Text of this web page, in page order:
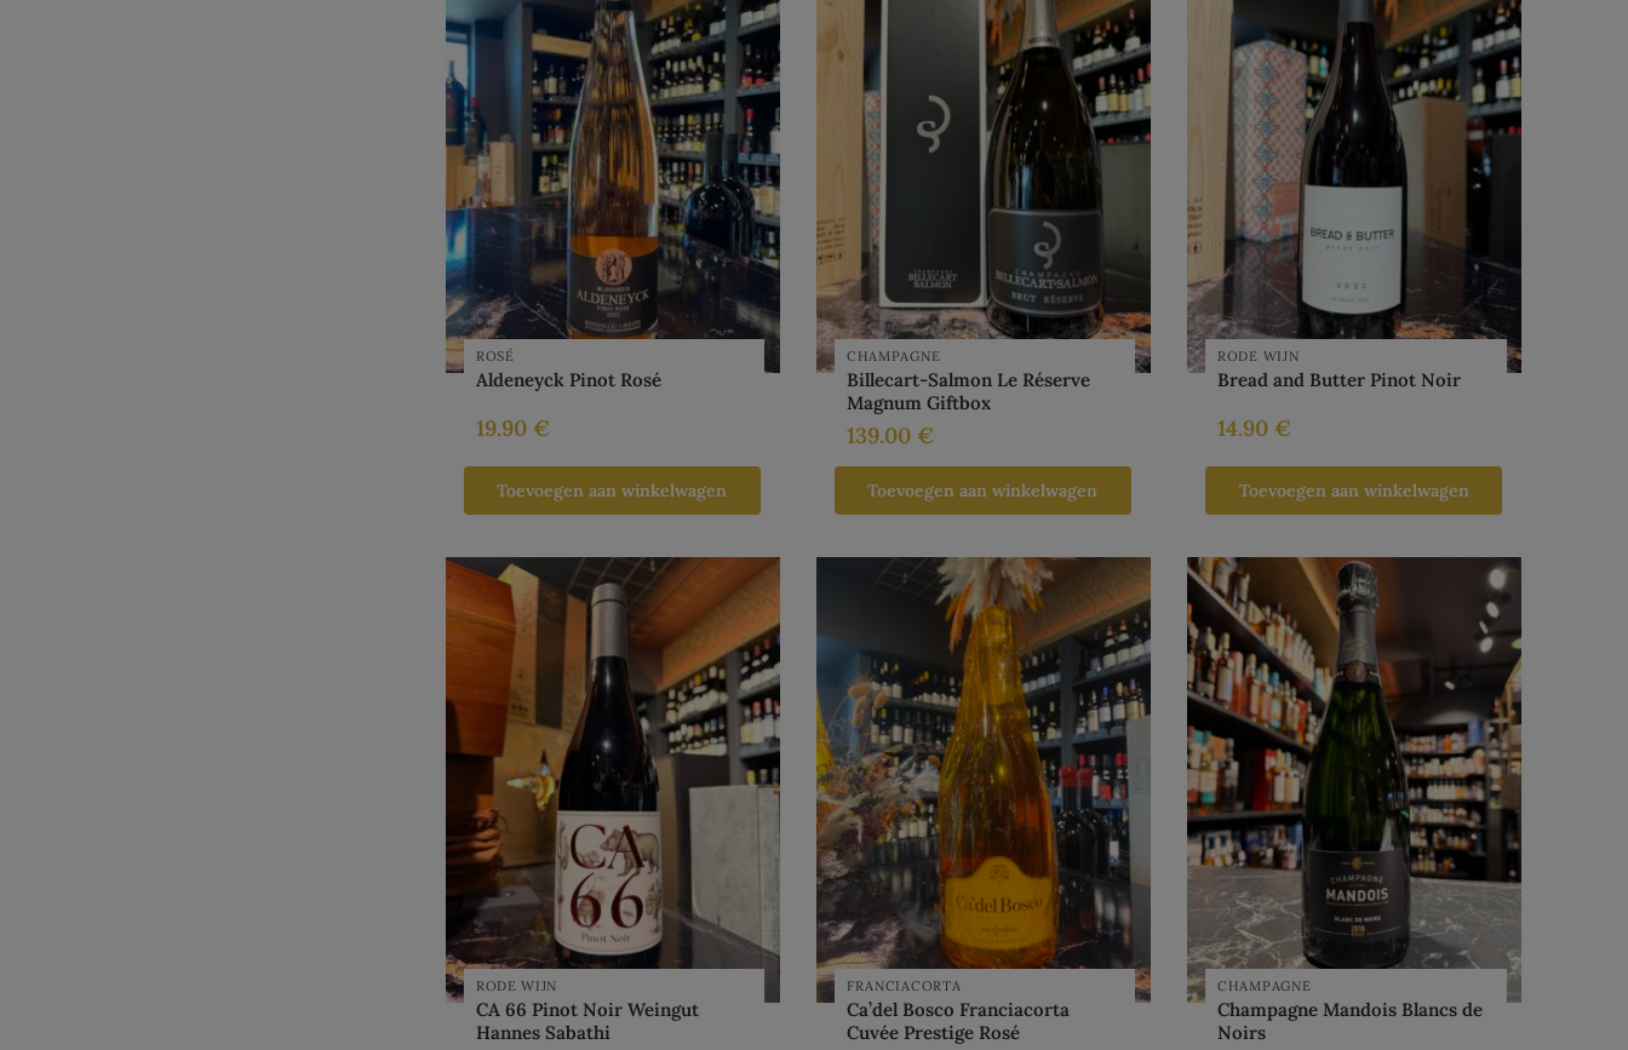
ROSÉ
Aldeneyck Pinot Rosé
19.90 €
Toevoegen aan winkelwagen
CHAMPAGNE
Billecart-Salmon Le Réserve
Magnum Giftbox
139.00 €
Toevoegen aan winkelwagen
RODE WIJN
Bread and Butter Pinot Noir
14.90 €
Toevoegen aan winkelwagen
RODE WIJN
CA 66 Pinot Noir Weingut
Hannes Sabathi
FRANCIACORTA
Ca’del Bosco Franciacorta
Cuvée Prestige Rosé
CHAMPAGNE
Champagne Mandois Blancs de
Noirs